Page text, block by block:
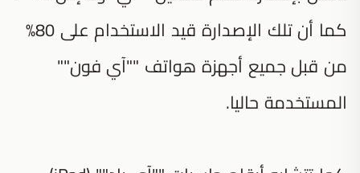
كما أن تلك الإصدارة قيد الاستخدام على 80%
من قبل جميع أجهزة هواتف ""آي فون""
المستخدمة حاليا.